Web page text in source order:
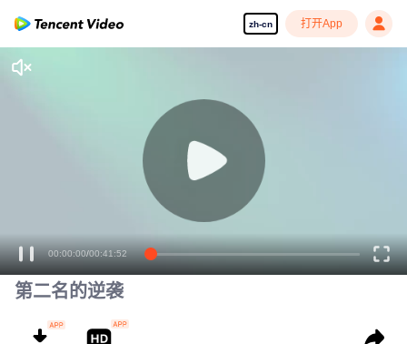
zh-cn 打开App
00:00:00/00:41:52
第二名的逆袭